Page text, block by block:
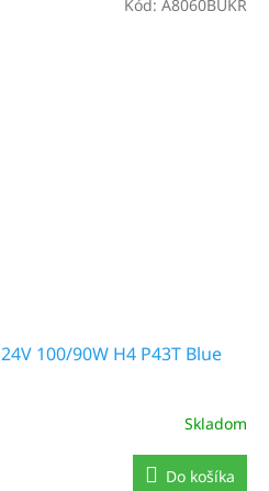
100/90W H4 P43T Blue
Skladom
Do košíka
Kód: A8060BUKR